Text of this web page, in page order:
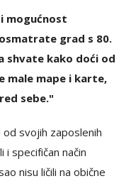
mogućnost
grad s 80.
shvate kako doći od
male mape i karte,
sebe."
svojih zaposlenih
specifičan način
nisu ličili na obične